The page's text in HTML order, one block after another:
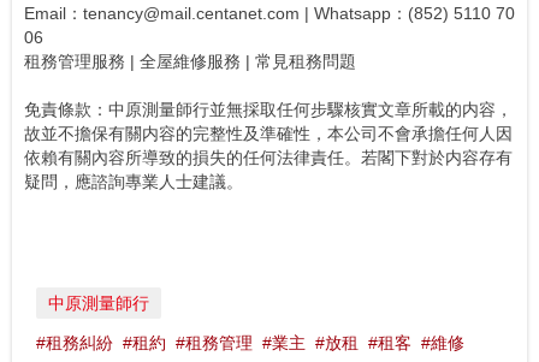
Email：tenancy@mail.centanet.com | Whatsapp：(852) 5110 70
06
租務管理服務 | 全屋維修服務 | 常見租務問題
免責條款：中原測量師行並無採取任何步驟核實文章所載的内容，
故並不擔保有關内容的完整性及準確性，本公司不會承擔任何人因
依賴有關內容所導致的損失的任何法律責任。若閣下對於内容存有
疑問，應諮詢專業人士建議。‬‬‬
中原測量師行
#租務糾紛 #租約 #租務管理 #業主 #放租 #租客 #維修